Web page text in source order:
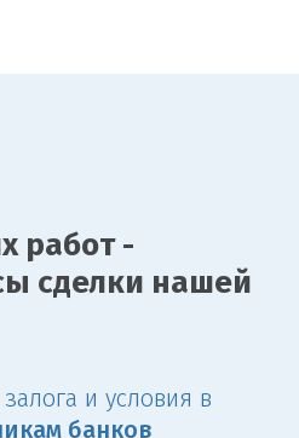
работ -
сделки нашей
и условия в
банков